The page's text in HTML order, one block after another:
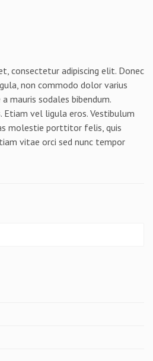
consectetur adipiscing elit. Donec
non commodo dolor varius
mauris sodales bibendum.
vel ligula eros. Vestibulum
molestie porttitor felis, quis
vitae orci sed nunc tempor